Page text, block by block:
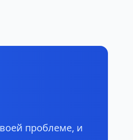
проблеме, и